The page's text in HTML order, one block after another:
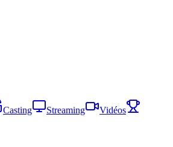
Casting Streaming
Vidéos